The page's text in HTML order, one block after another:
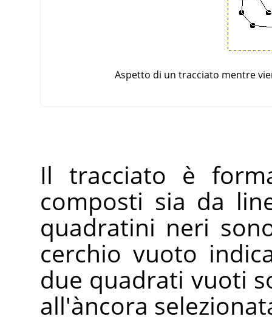
Aspetto di un tracciato mentre
Il tracciato è
composti sia da
quadratini neri
cerchio vuoto
due quadrati vuoti
all'àncora